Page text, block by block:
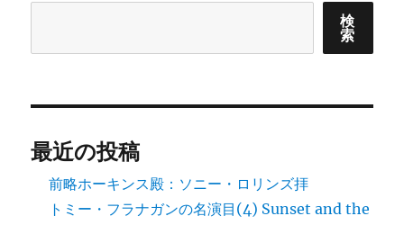
検
索
最近の投稿
前略ホーキンス殿：ソニー・ロリンズ拝
トミー・フラナガンの名演目(4) Sunset and the